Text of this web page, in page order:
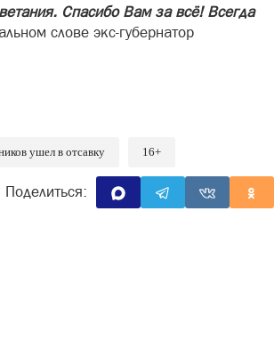
Спасибо Вам за всё! Всегда
слове экс-губернатор
ушел в отсавку 16+
Поделиться: